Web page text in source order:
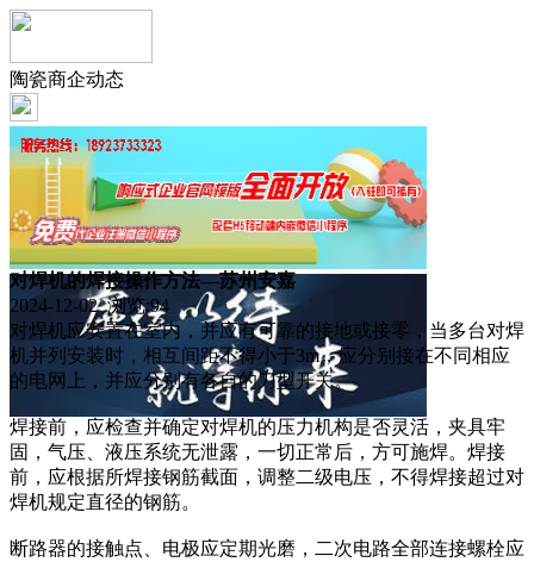
陶瓷商企动态
对焊机的焊接操作方法—苏州安嘉
2024-12-02 浏览:94
对焊机应安置在室内，并应有可靠的接地或接零，当多台对焊
机并列安装时，相互间距不得小于3m，应分别接在不同相应
的电网上，并应分别有各自的刀型开关。
焊接前，应检查并确定对焊机的压力机构是否灵活，夹具牢
固，气压、液压系统无泄露，一切正常后，方可施焊。焊接
前，应根据所焊接钢筋截面，调整二级电压，不得焊接超过对
焊机规定直径的钢筋。
断路器的接触点、电极应定期光磨，二次电路全部连接螺栓应